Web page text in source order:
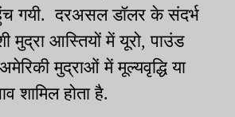
गयी. दरअसल डॉलर के संदर्भ
मुद्रा आस्तियों में यूरो, पाउंड
मुद्राओं में मूल्यवृद्धि या
शामिल होता है.